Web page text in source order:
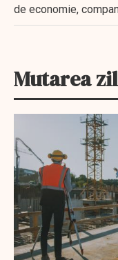
de economie,
Mutarea